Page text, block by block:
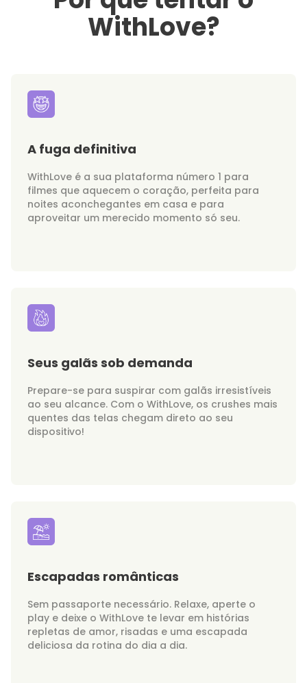
WithLove?
A fuga definitiva
WithLove é a sua plataforma número 1 para
filmes que aquecem o coração, perfeita para
noites aconchegantes em casa e para
aproveitar um merecido momento só seu.
Seus galãs sob demanda
Prepare-se para suspirar com galãs irresistíveis
ao seu alcance. Com o WithLove, os crushes mais
quentes das telas chegam direto ao seu
dispositivo!
Escapadas românticas
Sem passaporte necessário. Relaxe, aperte o
play e deixe o WithLove te levar em histórias
repletas de amor, risadas e uma escapada
deliciosa da rotina do dia a dia.